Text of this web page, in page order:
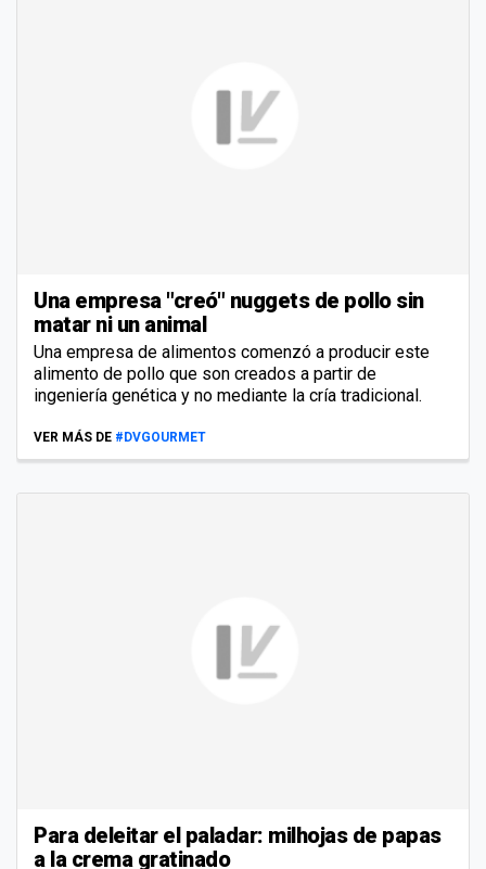
Una empresa "creó" nuggets de pollo sin
matar ni un animal
Una empresa de alimentos comenzó a producir este
alimento de pollo que son creados a partir de
ingeniería genética y no mediante la cría tradicional.
VER MÁS DE #DVGOURMET
Para deleitar el paladar: milhojas de papas
a la crema gratinado